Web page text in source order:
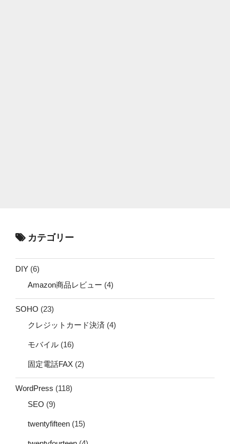
カテゴリー
DIY (6)
Amazon商品レビュー (4)
SOHO (23)
クレジットカード決済 (4)
モバイル (16)
固定電話FAX (2)
WordPress (118)
SEO (9)
twentyfifteen (15)